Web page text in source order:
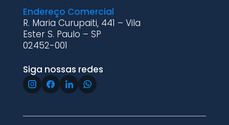
Endereço Comercial
R. Maria Curupaiti, 441 – Vila
Ester S. Paulo – SP
02452-001
Siga nossas redes